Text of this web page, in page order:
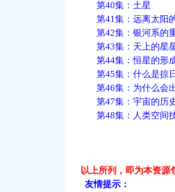
第40集：土星
第41集：远离太阳的
第42集：银河系的
第43集：天上的星
第44集：恒星的形
第45集：什么是掠
第46集：为什么会
第47集：宇宙的历
第48集：人类空间
以上所列，即为本资源
友情提示：